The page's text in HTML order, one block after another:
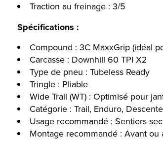
Traction au freinage : 3/5
Spécifications :
Compound : 3C MaxxGrip (idéal
Carcasse : Downhill 60 TPI X2
Type de pneu : Tubeless Ready
Tringle : Pliable
Wide Trail (WT) : Optimisé pour
Catégorie : Trail, Enduro, Descente
Usage recommandé : Sentiers
Montage recommandé : Avant ou